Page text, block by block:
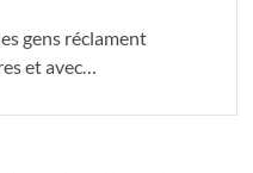
gens réclament
et avec…